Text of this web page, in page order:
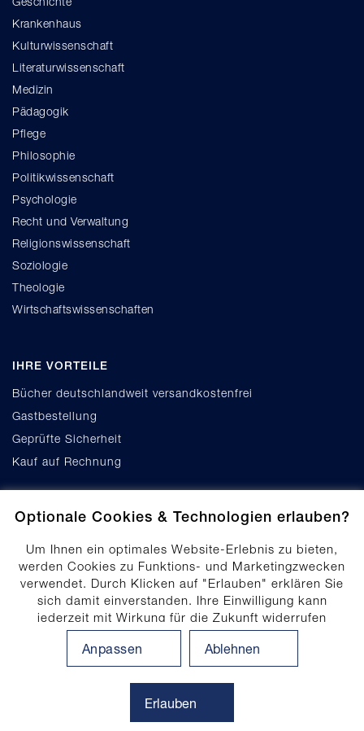
Optionale Cookies & Technologien erlauben?
Um Ihnen ein optimales Website-Erlebnis zu bieten,
werden Cookies zu Funktions- und Marketingzwecken
verwendet. Durch Klicken auf "Erlauben" erklären Sie
sich damit einverstanden. Ihre Einwilligung kann
jederzeit mit Wirkung für die Zukunft widerrufen
werden. Ihre Einwilligungs-Einstellungen können durch
Klicken auf "Anpassen" angepasst werden. Weitere
Informationen finden Sie in unserem
Datenschutzhinweis
Anpassen Ablehnen
Erlauben
Krankenhaus
Kulturwissenschaft
Literaturwissenschaft
Medizin
Pädagogik
Pflege
Philosophie
Politikwissenschaft
Psychologie
Recht und Verwaltung
Religionswissenschaft
Soziologie
Theologie
Wirtschaftswissenschaften
IHRE VORTEILE
Bücher deutschlandweit versandkostenfrei
Gastbestellung
Geprüfte Sicherheit
Kauf auf Rechnung
Cookie-Einstellungen
Datenschutz
Produktsicherheit
Erklärung zur Barrierefreiheit